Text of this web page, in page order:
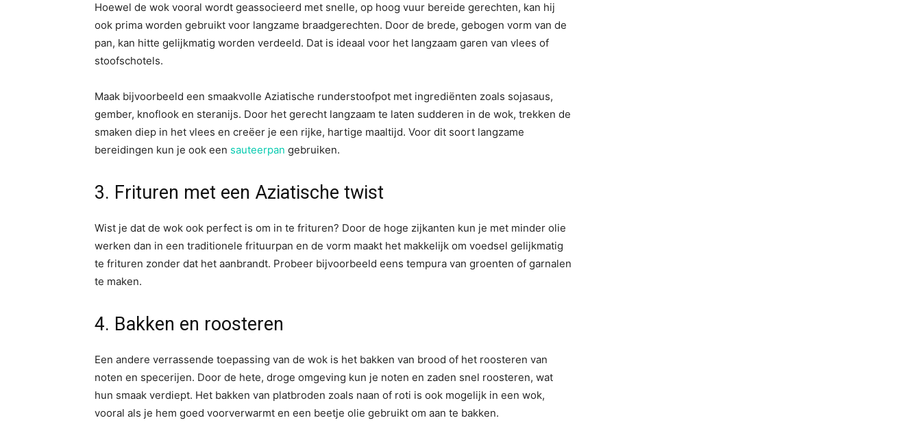
Hoewel de wok vooral wordt geassocieerd met snelle, op hoog vuur bereide gerechten, kan hij
ook prima worden gebruikt voor langzame braadgerechten. Door de brede, gebogen vorm van de
pan, kan hitte gelijkmatig worden verdeeld. Dat is ideaal voor het langzaam garen van vlees of
stoofschotels.
Maak bijvoorbeeld een smaakvolle Aziatische runderstoofpot met ingrediënten zoals sojasaus,
gember, knoflook en steranijs. Door het gerecht langzaam te laten sudderen in de wok, trekken de
smaken diep in het vlees en creëer je een rijke, hartige maaltijd. Voor dit soort langzame
bereidingen kun je ook een sauteerpan gebruiken.
3. Frituren met een Aziatische twist
Wist je dat de wok ook perfect is om in te frituren? Door de hoge zijkanten kun je met minder olie
werken dan in een traditionele frituurpan en de vorm maakt het makkelijk om voedsel gelijkmatig
te frituren zonder dat het aanbrandt. Probeer bijvoorbeeld eens tempura van groenten of garnalen
te maken.
4. Bakken en roosteren
Een andere verrassende toepassing van de wok is het bakken van brood of het roosteren van
noten en specerijen. Door de hete, droge omgeving kun je noten en zaden snel roosteren, wat
hun smaak verdiept. Het bakken van platbroden zoals naan of roti is ook mogelijk in een wok,
vooral als je hem goed voorverwarmt en een beetje olie gebruikt om aan te bakken.